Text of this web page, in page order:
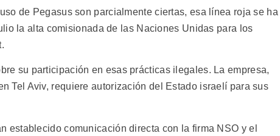
de Pegasus son parcialmente ciertas, esa línea roja se ha
la alta comisionada de las Naciones Unidas para los
su participación en esas prácticas ilegales. La empresa,
Tel Aviv, requiere autorización del Estado israelí para sus
establecido comunicación directa con la firma NSO y el